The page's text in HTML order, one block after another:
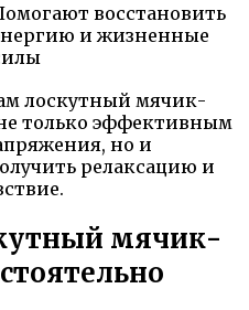
восстановить
и жизненные
лоскутный мячик-
только эффективным
но и
релаксацию и
мячик-